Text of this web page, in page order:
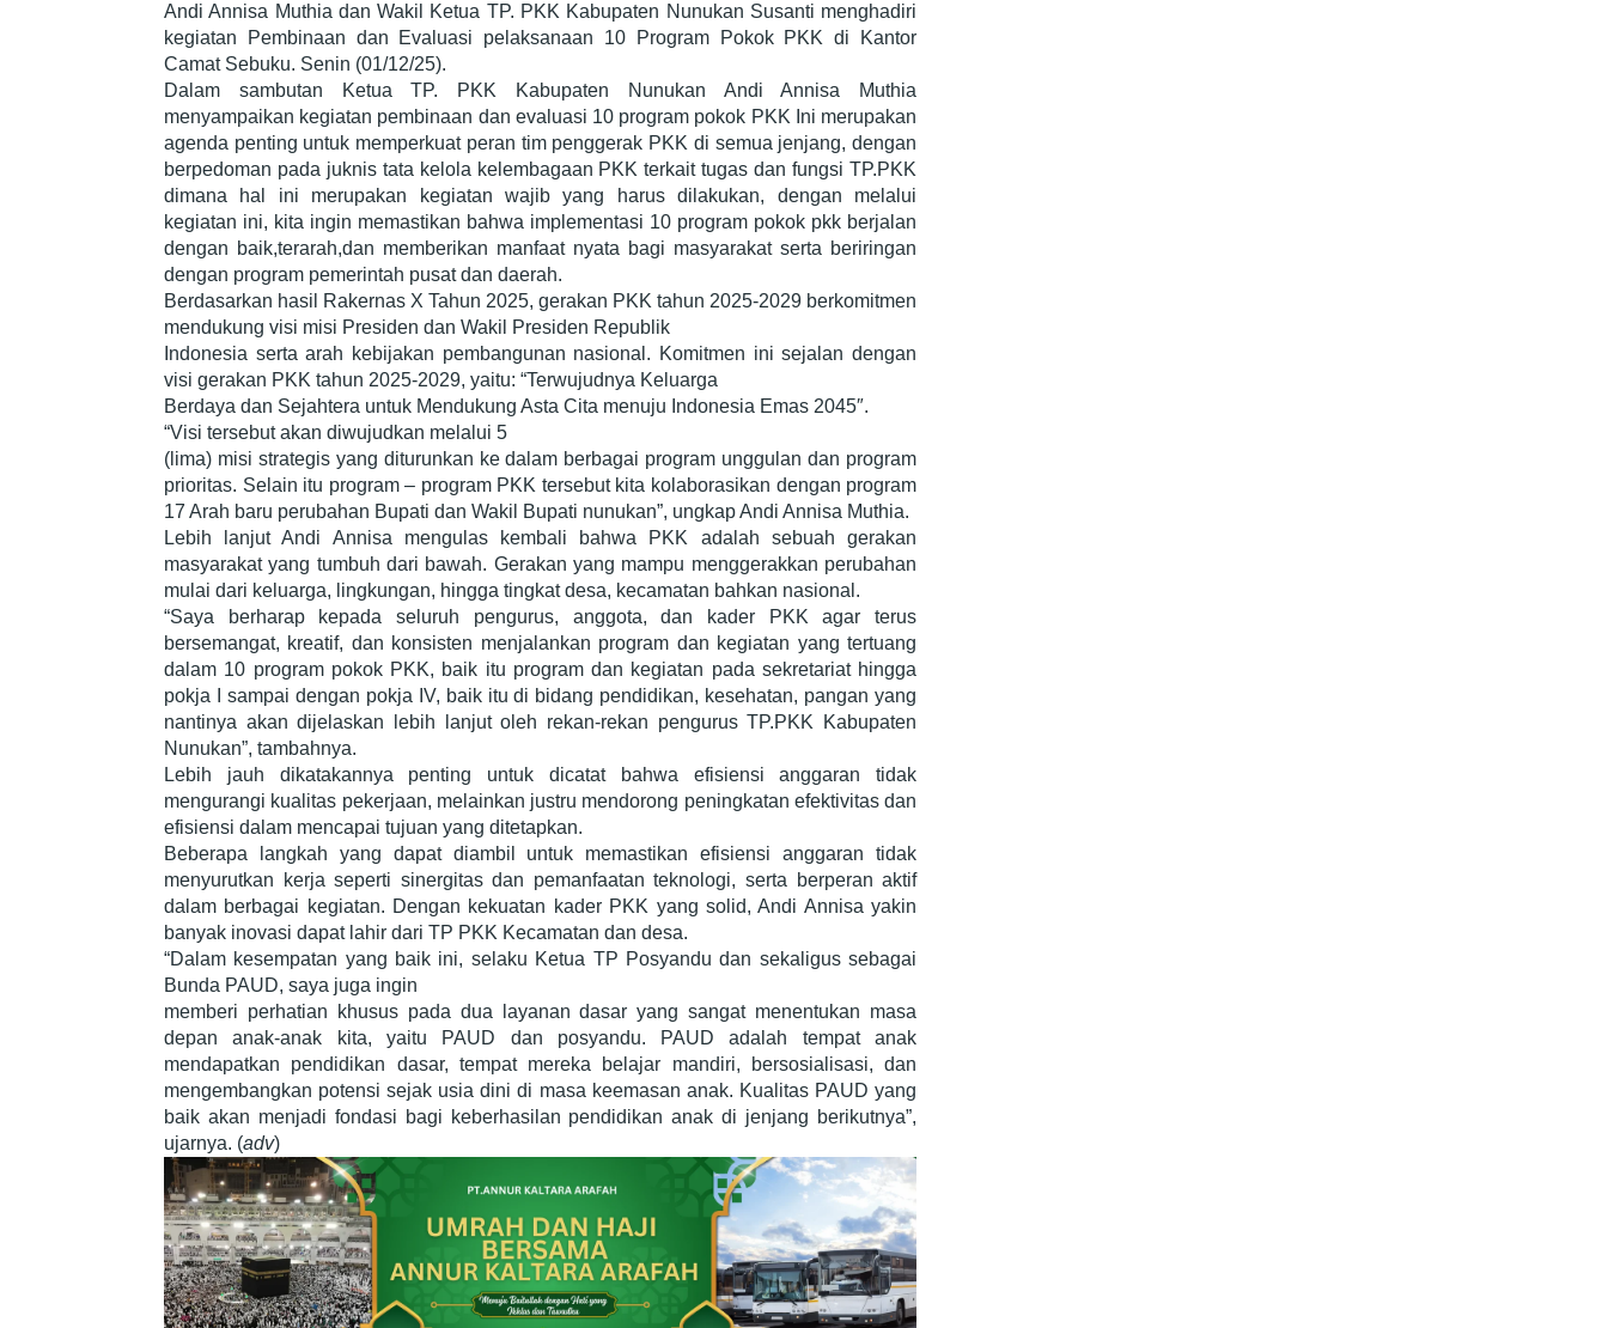
Andi Annisa Muthia dan Wakil Ketua TP. PKK Kabupaten Nunukan Susanti menghadiri
kegiatan Pembinaan dan Evaluasi pelaksanaan 10 Program Pokok PKK di Kantor
Camat Sebuku. Senin (01/12/25).
Dalam sambutan Ketua TP. PKK Kabupaten Nunukan Andi Annisa Muthia
menyampaikan kegiatan pembinaan dan evaluasi 10 program pokok PKK Ini merupakan
agenda penting untuk memperkuat peran tim penggerak PKK di semua jenjang, dengan
berpedoman pada juknis tata kelola kelembagaan PKK terkait tugas dan fungsi TP.PKK
dimana hal ini merupakan kegiatan wajib yang harus dilakukan, dengan melalui
kegiatan ini, kita ingin memastikan bahwa implementasi 10 program pokok pkk berjalan
dengan baik,terarah,dan memberikan manfaat nyata bagi masyarakat serta beriringan
dengan program pemerintah pusat dan daerah.
Berdasarkan hasil Rakernas X Tahun 2025, gerakan PKK tahun 2025-2029 berkomitmen
mendukung visi misi Presiden dan Wakil Presiden Republik
Indonesia serta arah kebijakan pembangunan nasional. Komitmen ini sejalan dengan
visi gerakan PKK tahun 2025-2029, yaitu: “Terwujudnya Keluarga
Berdaya dan Sejahtera untuk Mendukung Asta Cita menuju Indonesia Emas 2045″.
“Visi tersebut akan diwujudkan melalui 5
(lima) misi strategis yang diturunkan ke dalam berbagai program unggulan dan program
prioritas. Selain itu program – program PKK tersebut kita kolaborasikan dengan program
17 Arah baru perubahan Bupati dan Wakil Bupati nunukan”, ungkap Andi Annisa Muthia.
Lebih lanjut Andi Annisa mengulas kembali bahwa PKK adalah sebuah gerakan
masyarakat yang tumbuh dari bawah. Gerakan yang mampu menggerakkan perubahan
mulai dari keluarga, lingkungan, hingga tingkat desa, kecamatan bahkan nasional.
“Saya berharap kepada seluruh pengurus, anggota, dan kader PKK agar terus
bersemangat, kreatif, dan konsisten menjalankan program dan kegiatan yang tertuang
dalam 10 program pokok PKK, baik itu program dan kegiatan pada sekretariat hingga
pokja I sampai dengan pokja IV, baik itu di bidang pendidikan, kesehatan, pangan yang
nantinya akan dijelaskan lebih lanjut oleh rekan-rekan pengurus TP.PKK Kabupaten
Nunukan”, tambahnya.
Lebih jauh dikatakannya penting untuk dicatat bahwa efisiensi anggaran tidak
mengurangi kualitas pekerjaan, melainkan justru mendorong peningkatan efektivitas dan
efisiensi dalam mencapai tujuan yang ditetapkan.
Beberapa langkah yang dapat diambil untuk memastikan efisiensi anggaran tidak
menyurutkan kerja seperti sinergitas dan pemanfaatan teknologi, serta berperan aktif
dalam berbagai kegiatan. Dengan kekuatan kader PKK yang solid, Andi Annisa yakin
banyak inovasi dapat lahir dari TP PKK Kecamatan dan desa.
“Dalam kesempatan yang baik ini, selaku Ketua TP Posyandu dan sekaligus sebagai
Bunda PAUD, saya juga ingin
memberi perhatian khusus pada dua layanan dasar yang sangat menentukan masa
depan anak-anak kita, yaitu PAUD dan posyandu. PAUD adalah tempat anak
mendapatkan pendidikan dasar, tempat mereka belajar mandiri, bersosialisasi, dan
mengembangkan potensi sejak usia dini di masa keemasan anak. Kualitas PAUD yang
baik akan menjadi fondasi bagi keberhasilan pendidikan anak di jenjang berikutnya”,
ujarnya. (adv)